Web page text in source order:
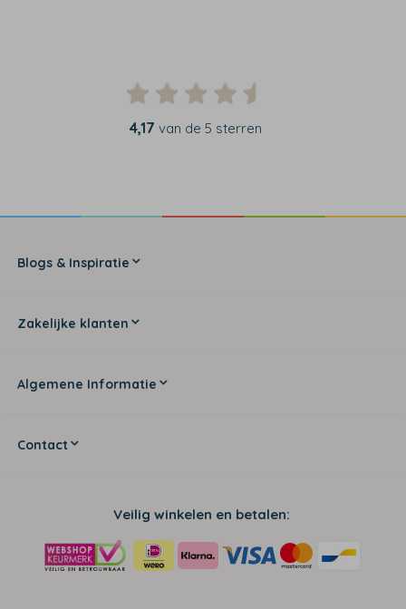
4,17 van de 5 sterren
Blogs & Inspiratie
Zakelijke klanten
Algemene Informatie
Contact
Veilig winkelen en betalen: